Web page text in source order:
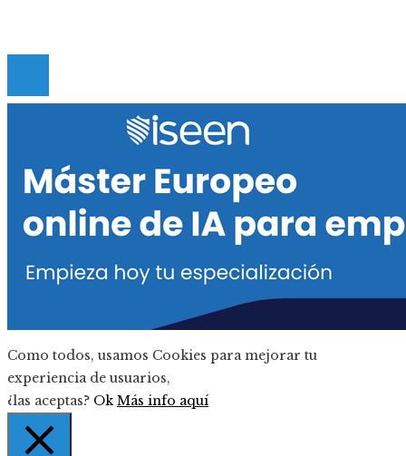
Como todos, usamos Cookies para mejorar tu
experiencia de usuarios,
¿las aceptas? Ok Más info aquí